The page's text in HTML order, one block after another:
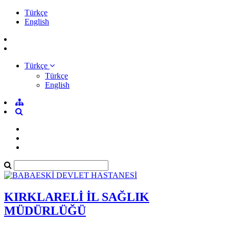
Türkçe
English
Türkçe
Türkçe
English
KIRKLARELİ İL SAĞLIK
MÜDÜRLÜĞÜ